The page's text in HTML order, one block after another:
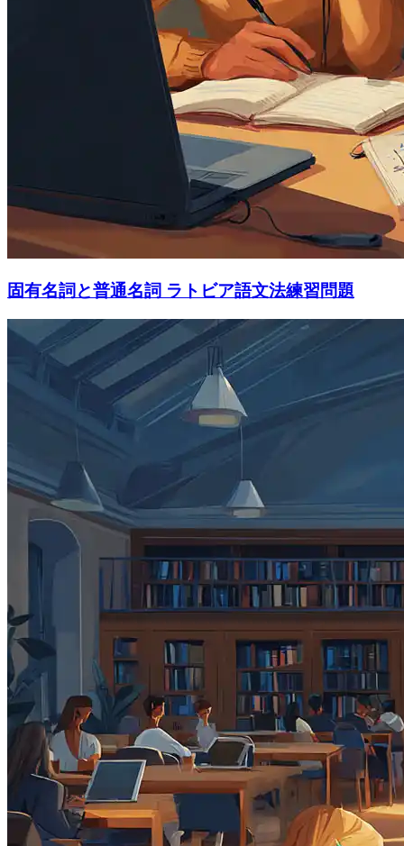
固有名詞と普通名詞 ラトビア語文法練習問題